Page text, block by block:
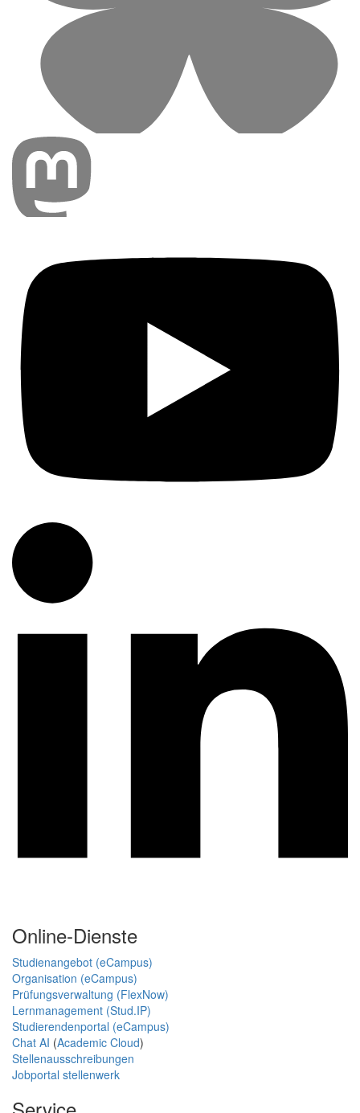
Online-Dienste
Studienangebot (eCampus)
Organisation (eCampus)
Prüfungsverwaltung (FlexNow)
Lernmanagement (Stud.IP)
Studierendenportal (eCampus)
Chat AI (Academic Cloud)
Stellenausschreibungen
Jobportal stellenwerk